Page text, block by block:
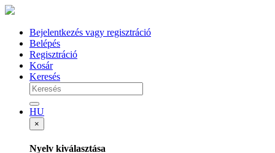
Bejelentkezés vagy regisztráció
Belépés
Regisztráció
Kosár
Keresés
HU
×
Nyelv kiválasztása